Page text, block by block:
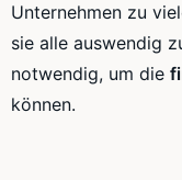
Unternehmen zu
sie alle auswendig
notwendig, um die
können.